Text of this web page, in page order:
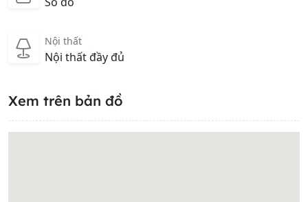
Nội thất
Nội thất đầy đủ
Xem trên bản đồ